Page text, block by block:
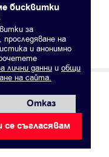
запазени!
бисквитки
за
проследяване на
и анонимно
лични данни и общи
на сайта.
Отказ
съгласявам